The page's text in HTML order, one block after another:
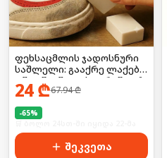
ფეხსაცმლის ჯადოსნური
საშლელი: გააქრე ლაქები
1 წუთში (წყლის გარეშე!) 🚫
💧
24₾67.94₾
-65%
შეკვეთა